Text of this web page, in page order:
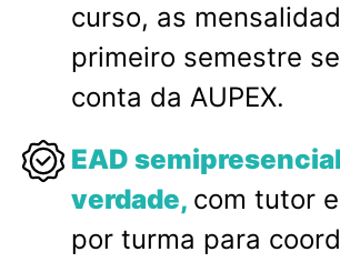
curso, as
primeiro semestre
conta da AUPEX.
EAD
verdade, com tutor
por turma para